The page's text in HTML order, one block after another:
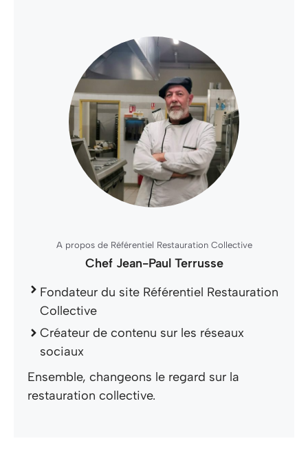
A propos de Référentiel Restauration Collective
Chef Jean-Paul Terrusse
Fondateur du site Référentiel Restauration
Collective
Créateur de contenu sur les réseaux
sociaux
Ensemble, changeons le regard sur la
restauration collective.